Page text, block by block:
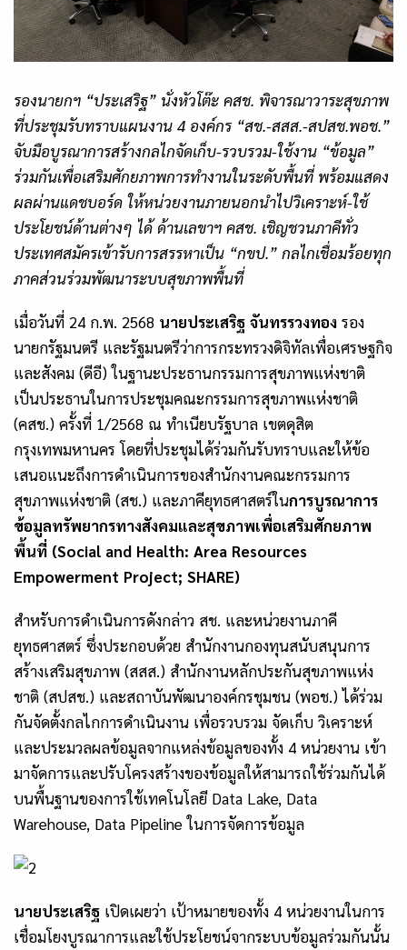
รองนายกฯ “ประเสริฐ” นั่งหัวโต๊ะ คสช. พิจารณาวาระสุขภาพ
ที่ประชุมรับทราบแผนงาน 4 องค์กร “สช.-สสส.-สปสช.พอช.”
จับมือบูรณาการสร้างกลไกจัดเก็บ-รวบรวม-ใช้งาน “ข้อมูล”
ร่วมกันเพื่อเสริมศักยภาพการทำงานในระดับพื้นที่ พร้อมแสดง
ผลผ่านแดชบอร์ด ให้หน่วยงานภายนอกนำไปวิเคราะห์-ใช้
ประโยชน์ด้านต่างๆ ได้ ด้านเลขาฯ คสช. เชิญชวนภาคีทั่ว
ประเทศสมัครเข้ารับการสรรหาเป็น “กขป.” กลไกเชื่อมร้อยทุก
ภาคส่วนร่วมพัฒนาระบบสุขภาพพื้นที่
เมื่อวันที่ 24 ก.พ. 2568 นายประเสริฐ จันทรรวงทอง รอง
นายกรัฐมนตรี และรัฐมนตรีว่าการกระทรวงดิจิทัลเพื่อเศรษฐกิจ
และสังคม (ดีอี) ในฐานะประธานกรรมการสุขภาพแห่งชาติ
เป็นประธานในการประชุมคณะกรรมการสุขภาพแห่งชาติ
(คสช.) ครั้งที่ 1/2568 ณ ทำเนียบรัฐบาล เขตดุสิต
กรุงเทพมหานคร โดยที่ประชุมได้ร่วมกันรับทราบและให้ข้อ
เสนอแนะถึงการดำเนินการของสำนักงานคณะกรรมการ
สุขภาพแห่งชาติ (สช.) และภาคียุทธศาสตร์ในการบูรณาการ
ข้อมูลทรัพยากรทางสังคมและสุขภาพเพื่อเสริมศักยภาพ
พื้นที่ (Social and Health: Area Resources
Empowerment Project; SHARE)
สำหรับการดำเนินการดังกล่าว สช. และหน่วยงานภาคี
ยุทธศาสตร์ ซึ่งประกอบด้วย สำนักงานกองทุนสนับสนุนการ
สร้างเสริมสุขภาพ (สสส.) สำนักงานหลักประกันสุขภาพแห่ง
ชาติ (สปสช.) และสถาบันพัฒนาองค์กรชุมชน (พอช.) ได้ร่วม
กันจัดตั้งกลไกการดำเนินงาน เพื่อรวบรวม จัดเก็บ วิเคราะห์
และประมวลผลข้อมูลจากแหล่งข้อมูลของทั้ง 4 หน่วยงาน เข้า
มาจัดการและปรับโครงสร้างของข้อมูลให้สามารถใช้ร่วมกันได้
บนพื้นฐานของการใช้เทคโนโลยี Data Lake, Data
Warehouse, Data Pipeline ในการจัดการข้อมูล
นายประเสริฐ เปิดเผยว่า เป้าหมายของทั้ง 4 หน่วยงานในการ
เชื่อมโยงบูรณาการและใช้ประโยชน์จากระบบข้อมูลร่วมกันนั้น